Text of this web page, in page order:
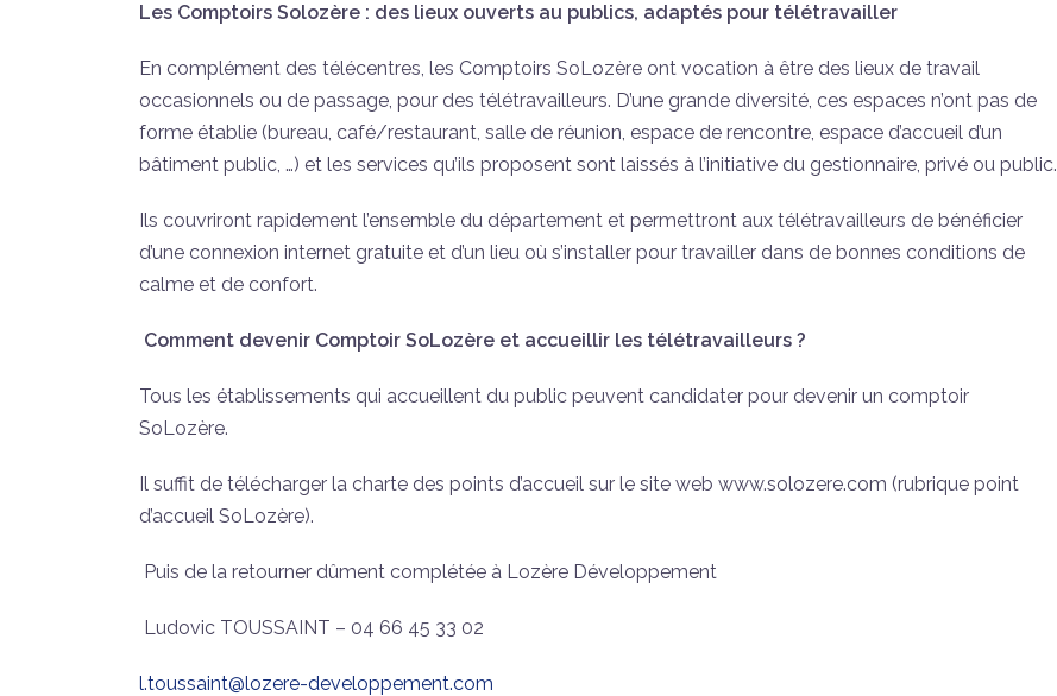
Les Comptoirs Solozère : des lieux ouverts au publics, adaptés pour télétravailler
En complément des télécentres, les Comptoirs SoLozère ont vocation à être des lieux de travail
occasionnels ou de passage, pour des télétravailleurs. D’une grande diversité, ces espaces n’ont pas de
forme établie (bureau, café/restaurant, salle de réunion, espace de rencontre, espace d’accueil d’un
bâtiment public, …) et les services qu’ils proposent sont laissés à l’initiative du gestionnaire, privé ou public.
Ils couvriront rapidement l’ensemble du département et permettront aux télétravailleurs de bénéficier
d’une connexion internet gratuite et d’un lieu où s’installer pour travailler dans de bonnes conditions de
calme et de confort.
Comment devenir Comptoir SoLozère et accueillir les télétravailleurs ?
Tous les établissements qui accueillent du public peuvent candidater pour devenir un comptoir
SoLozère.
Il suffit de télécharger la charte des points d’accueil sur le site web www.solozere.com (rubrique point
d’accueil SoLozère).
Puis de la retourner dûment complétée à Lozère Développement
Ludovic TOUSSAINT – 04 66 45 33 02
l.toussaint@lozere-developpement.com